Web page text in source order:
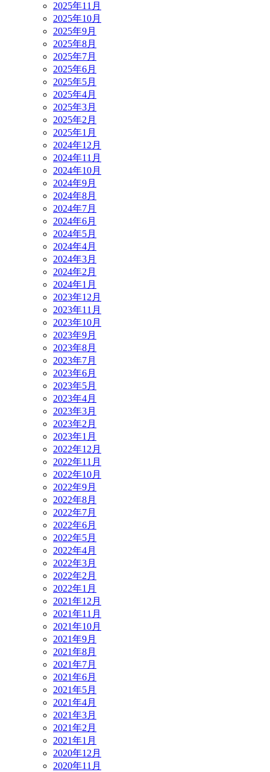
2025年11月
2025年10月
2025年9月
2025年8月
2025年7月
2025年6月
2025年5月
2025年4月
2025年3月
2025年2月
2025年1月
2024年12月
2024年11月
2024年10月
2024年9月
2024年8月
2024年7月
2024年6月
2024年5月
2024年4月
2024年3月
2024年2月
2024年1月
2023年12月
2023年11月
2023年10月
2023年9月
2023年8月
2023年7月
2023年6月
2023年5月
2023年4月
2023年3月
2023年2月
2023年1月
2022年12月
2022年11月
2022年10月
2022年9月
2022年8月
2022年7月
2022年6月
2022年5月
2022年4月
2022年3月
2022年2月
2022年1月
2021年12月
2021年11月
2021年10月
2021年9月
2021年8月
2021年7月
2021年6月
2021年5月
2021年4月
2021年3月
2021年2月
2021年1月
2020年12月
2020年11月